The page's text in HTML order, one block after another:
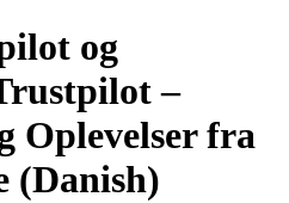
og
–
Oplevelser fra
(Danish)